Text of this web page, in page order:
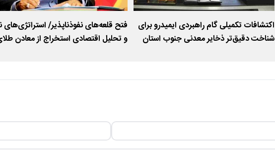
اکتشافات تکمیلی گام راهبردی ایمیدرو برای
شناخت دقیق‌تر ذخایر معدنی جنوب استان
فتح قلعه‌های نفوذناپذیر/ استراتژی‌های
و تحلیل اقتصادی استخراج از معادن